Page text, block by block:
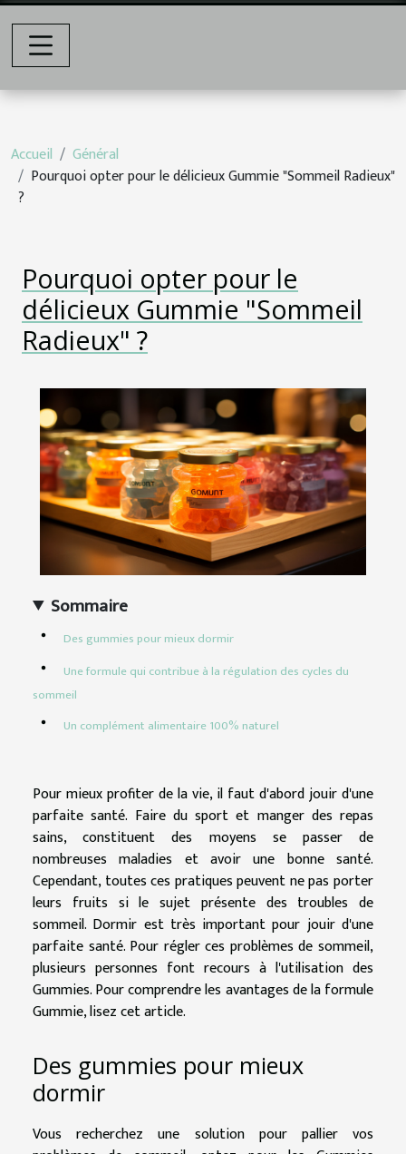
Accueil
Général
Pourquoi opter pour le délicieux Gummie "Sommeil Radieux"
?
Pourquoi opter pour le
délicieux Gummie "Sommeil
Radieux" ?
Sommaire
Des gummies pour mieux dormir
Une formule qui contribue à la régulation des cycles du
sommeil
Un complément alimentaire 100% naturel
Pour mieux profiter de la vie, il faut d'abord jouir d'une
parfaite santé. Faire du sport et manger des repas
sains, constituent des moyens se passer de
nombreuses maladies et avoir une bonne santé.
Cependant, toutes ces pratiques peuvent ne pas porter
leurs fruits si le sujet présente des troubles de
sommeil. Dormir est très important pour jouir d'une
parfaite santé. Pour régler ces problèmes de sommeil,
plusieurs personnes font recours à l'utilisation des
Gummies. Pour comprendre les avantages de la formule
Gummie, lisez cet article.
Des gummies pour mieux
dormir
Vous recherchez une solution pour pallier vos